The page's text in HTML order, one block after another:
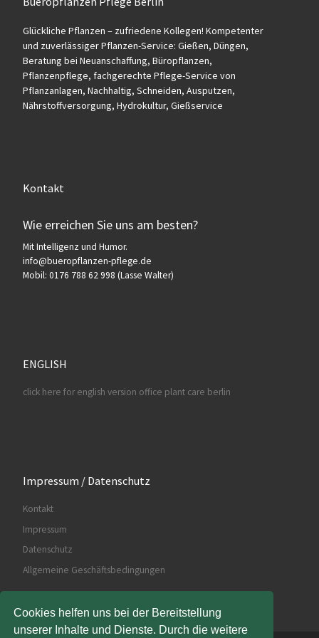
Cookies helfen uns bei der Bereitstellung
unserer Inhalte und Dienste. Durch die weitere
Glückliche Pflanzen – zufriedene Kollegen! Kompetenter
und zuverlässiger Pflanzen-Service: Gießen, Düngen,
Beratung bei Neuanschaffung, Büropflanzen,
Pflanzenpflege, fachgerechte Pflege-Service von
Pflanzanlagen, Nachhaltig, Schneiden, Ausputzen,
Nährstoffversorgung, Hydrokultur, Gießservice
Kontakt
Wie erreichen Sie uns am besten?
Mit Intelligenz und Humor.
info@bueropflanzen-pflege.de
Mobil: 0176 788 62 998 (Lasse Walter)
ENGLISH
click here for english version office plant care berlin
Impressum / Datenschutz
Kontakt
Impressum
Datenschutz
Allgemeine Geschäftsbedingungen